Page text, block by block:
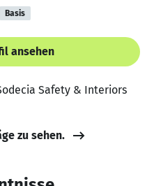
Basis
ansehen
Safety & Interiors
zu sehen.